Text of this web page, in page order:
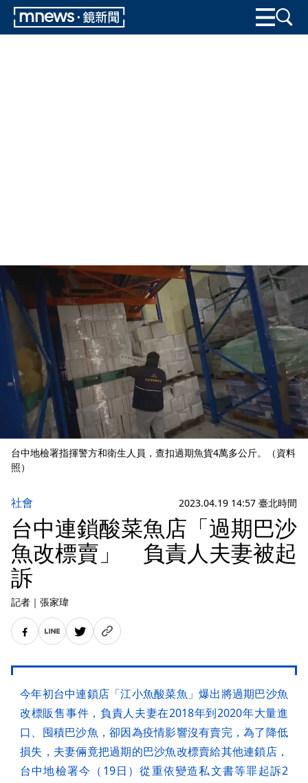
台中地檢署指揮警方和衛生人員，查扣過期魚貨4萬多公斤。（資料
照）
社會 2023.04.19 14:57 臺北時間
台中連鎖酸菜魚店「過期巴沙
魚改標賣」 負責人夫妻被起
訴
記者 ｜ 張家瑋
今年初台中連鎖店「江小魚酸菜魚」爆出將過期巴沙魚
改標販售事件，負責人夫妻在2018年到2020年大量進
口、囤積巴沙魚，卻因為疫情影響沒有賣完，為了降低
損失，夫妻倆竟把過期的巴沙魚改標賣給其他連鎖店，
台中地檢署今（19日）從重依變造私文書等罪起訴2